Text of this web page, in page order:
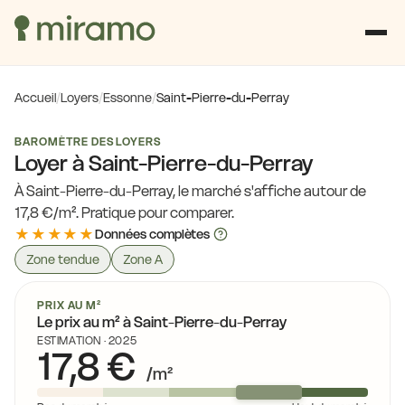
Accueil/Loyers/Essonne/Saint-Pierre-du-Perray
BAROMÈTRE DES LOYERS
Loyer à Saint-Pierre-du-Perray
À Saint-Pierre-du-Perray, le marché s'affiche autour de
17,8 €/m². Pratique pour comparer.
★★★★★Données complètes
Zone tendue
Zone A
PRIX AU M²
Le prix au m² à Saint-Pierre-du-Perray
ESTIMATION · 2025
17,8 € /m²